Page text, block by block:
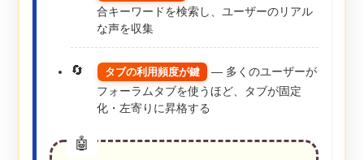
合キーワードを検索し、ユーザーのリアル
な声を収集
タブの利用頻度が鍵
― 多くのユーザーが
フォーラムタブを使うほど、タブが固定
化・左寄りに昇格する